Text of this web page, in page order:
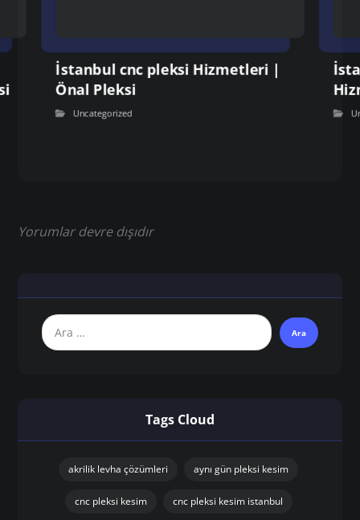
İstanbul cnc pleksi Hizmetleri |
Önal Pleksi
Uncategorized
Yorumlar devre dışıdır
Tags Cloud
akrilik levha çözümleri aynı gün pleksi kesim
cnc pleksi kesim cnc pleksi kesim istanbul